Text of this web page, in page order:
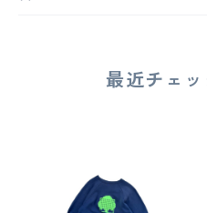
最近チェ